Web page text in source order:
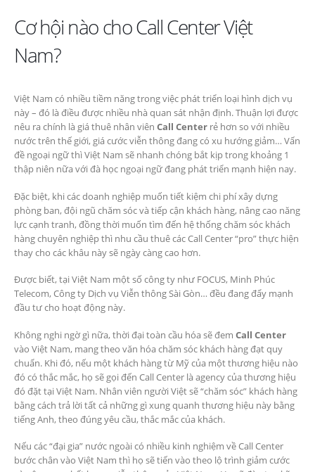
Cơ hội nào cho Call Center Việt
Nam?
Việt Nam có nhiều tiềm năng trong việc phát triển loại hình dịch vụ
này – đó là điều được nhiều nhà quan sát nhận định. Thuận lợi được
nêu ra chính là giá thuê nhân viên Call Center rẻ hơn so với nhiều
nước trên thế giới, giá cước viễn thông đang có xu hướng giảm… Vấn
đề ngoại ngữ thì Việt Nam sẽ nhanh chóng bắt kịp trong khoảng 1
thập niên nữa với đà học ngoại ngữ đang phát triển mạnh hiện nay.
Đặc biệt, khi các doanh nghiệp muốn tiết kiệm chi phí xây dựng
phòng ban, đội ngũ chăm sóc và tiếp cận khách hàng, nâng cao năng
lực cạnh tranh, đồng thời muốn tìm đến hệ thống chăm sóc khách
hàng chuyên nghiệp thì nhu cầu thuê các Call Center “pro” thực hiện
thay cho các khâu này sẽ ngày càng cao hơn.
Được biết, tại Việt Nam một số công ty như FOCUS, Minh Phúc
Telecom, Công ty Dịch vụ Viễn thông Sài Gòn… đều đang đẩy mạnh
đầu tư cho hoạt động này.
Không nghi ngờ gì nữa, thời đại toàn cầu hóa sẽ đem Call Center
vào Việt Nam, mang theo văn hóa chăm sóc khách hàng đạt quy
chuẩn. Khi đó, nếu một khách hàng từ Mỹ của một thương hiệu nào
đó có thắc mắc, họ sẽ gọi đến Call Center là agency của thương hiệu
đó đặt tại Việt Nam. Nhân viên người Việt sẽ “chăm sóc” khách hàng
bằng cách trả lời tất cả những gì xung quanh thương hiệu này bằng
tiếng Anh, theo đúng yêu cầu, thắc mắc của khách.
Nếu các “đại gia” nước ngoài có nhiều kinh nghiệm về Call Center
bước chân vào Việt Nam thì họ sẽ tiến vào theo lộ trình giảm cước